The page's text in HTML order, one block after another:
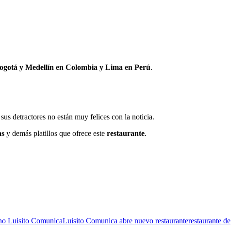
y Medellín en Colombia y Lima en Perú.
detractores no están muy felices con la noticia.
y demás platillos que ofrece este restaurante.
Luisito ComunicaLuisito Comunica abre nuevo restauranterestaurante de